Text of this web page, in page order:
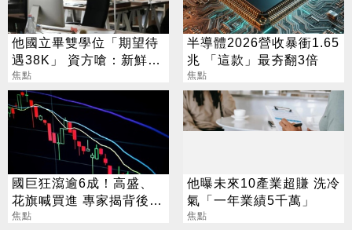
他國立畢雙學位「期望待
遇38K」 資方嗆：新鮮人
怎麼可能
焦點
半導體2026營收暴衝1.65
兆 「這款」最夯翻3倍
焦點
國巨狂瀉逾6成！高盛、
花旗喊買進 專家揭背後真
相
焦點
他曝未來10產業超賺 洗冷
氣「一年業績5千萬」
焦點